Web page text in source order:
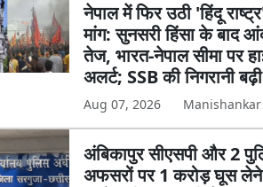
नेपाल में फिर उठी 'हिंदू
मांग: सुनसरी हिंसा के बाद
तेज, भारत-नेपाल सीमा पर
अलर्ट; SSB की निगरानी बढ़ी
Aug 07, 2026
अंबिकापुर सीएसपी और 2
अफसरों पर 1 करोड़ घूस